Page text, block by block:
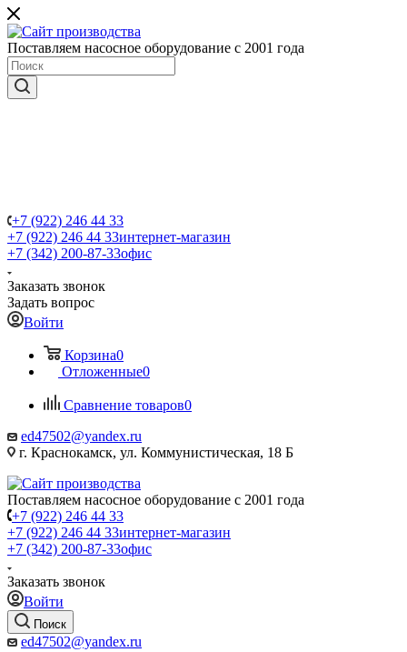
Поставляем насосное оборудование с 2001 года
+7 (922) 246 44 33
+7 (922) 246 44 33интернет-магазин
+7 (342) 200-87-33офис
Заказать звонок
Задать вопрос
Войти
Корзина0
Отложенные0
Сравнение товаров0
ed47502@yandex.ru
г. Краснокамск, ул. Коммунистическая, 18 Б
Поставляем насосное оборудование с 2001 года
+7 (922) 246 44 33
+7 (922) 246 44 33интернет-магазин
+7 (342) 200-87-33офис
Заказать звонок
Войти
Поиск
ed47502@yandex.ru